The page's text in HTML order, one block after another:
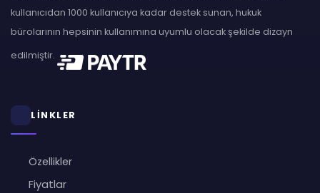
kullanıcıdan 1000 kullanıcıya kadar destek sunan, hukuk
bürolarının hepsinin kullanımına uyumlu olacak şekilde dizayn
edilmiştir.
LİNKLER
Özellikler
Fiyatlar